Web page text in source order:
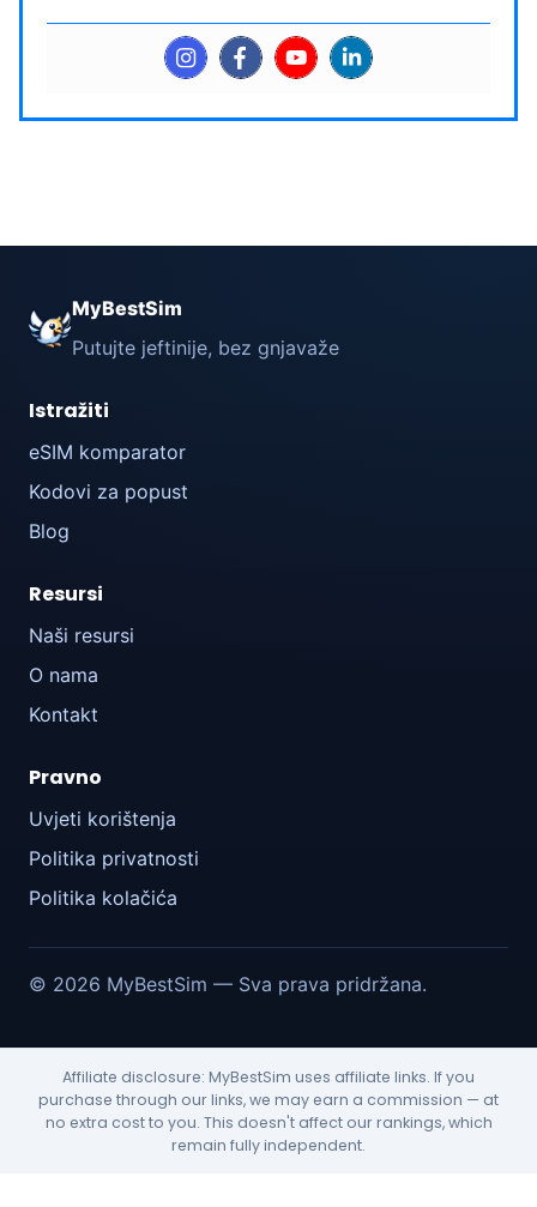
MyBestSim
Putujte jeftinije, bez gnjavaže
Istražiti
eSIM komparator
Kodovi za popust
Blog
Resursi
Naši resursi
O nama
Kontakt
Pravno
Uvjeti korištenja
Politika privatnosti
Politika kolačića
© 2026 MyBestSim — Sva prava pridržana.
Affiliate disclosure: MyBestSim uses affiliate links. If you
purchase through our links, we may earn a commission — at
no extra cost to you. This doesn't affect our rankings, which
remain fully independent.